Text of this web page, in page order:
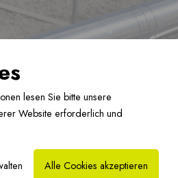
lesen Sie bitte unsere
Website erforderlich und
Alle Cookies akzeptieren